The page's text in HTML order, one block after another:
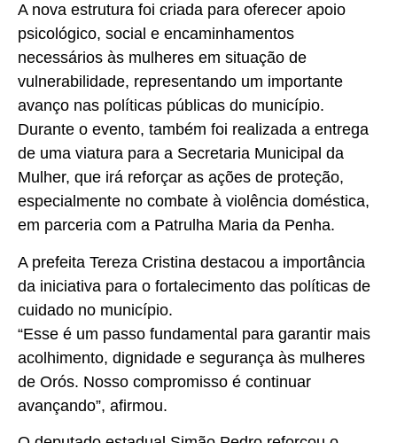
A nova estrutura foi criada para oferecer apoio
psicológico, social e encaminhamentos
necessários às mulheres em situação de
vulnerabilidade, representando um importante
avanço nas políticas públicas do município.
Durante o evento, também foi realizada a entrega
de uma viatura para a Secretaria Municipal da
Mulher, que irá reforçar as ações de proteção,
especialmente no combate à violência doméstica,
em parceria com a Patrulha Maria da Penha.
A prefeita Tereza Cristina destacou a importância
da iniciativa para o fortalecimento das políticas de
cuidado no município.
“Esse é um passo fundamental para garantir mais
acolhimento, dignidade e segurança às mulheres
de Orós. Nosso compromisso é continuar
avançando”, afirmou.